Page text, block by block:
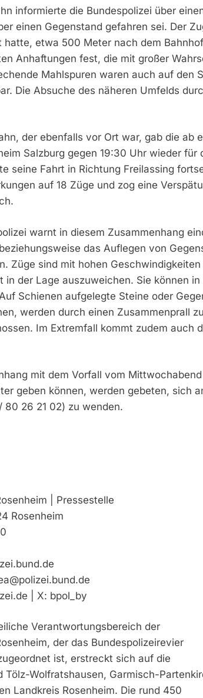
informierte die Bundespolizei über
einen Gegenstand gefahren sei. Der
etwa 500 Meter nach dem
Anhaftungen fest, die mit großer
Mahlspuren waren auch auf den
Die Absuche des näheren Umfelds
der ebenfalls vor Ort war, gab die ab
Salzburg gegen 19:30 Uhr wieder für
seine Fahrt in Richtung Freilassing
auf 18 Züge und zog eine
warnt in diesem Zusammenhang
das Auflegen von
Züge sind mit hohen
in der Lage auszuweichen. Sie können
Schienen aufgelegte Steine oder
werden durch einen Zusammenprall
Im Extremfall kommt zudem auch
mit dem Vorfall vom
geben können, werden gebeten, sich
80 26 21 02) zu wenden.
| Pressestelle
Rosenheim
| X: bpol_by
Verantwortungsbereich der
der das Bundespolizeirevier
ist, erstreckt sich auf die
Tölz-Wolfratshausen, Garmisch-
Landkreis Rosenheim. Die rund 450